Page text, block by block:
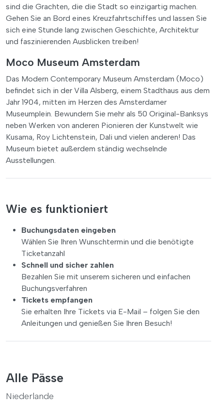
sind die Grachten, die die Stadt so einzigartig machen.
Gehen Sie an Bord eines Kreuzfahrtschiffes und lassen Sie
sich eine Stunde lang zwischen Geschichte, Architektur
und faszinierenden Ausblicken treiben!
Moco Museum Amsterdam
Das Modern Contemporary Museum Amsterdam (Moco)
befindet sich in der Villa Alsberg, einem Stadthaus aus dem
Jahr 1904, mitten im Herzen des Amsterdamer
Museumplein. Bewundern Sie mehr als 50 Original-Banksys
neben Werken von anderen Pionieren der Kunstwelt wie
Kusama, Roy Lichtenstein, Dali und vielen anderen! Das
Museum bietet außerdem ständig wechselnde
Ausstellungen.
Wie es funktioniert
Buchungsdaten eingeben
Wählen Sie Ihren Wunschtermin und die benötigte
Ticketanzahl
Schnell und sicher zahlen
Bezahlen Sie mit unserem sicheren und einfachen
Buchungsverfahren
Tickets empfangen
Sie erhalten Ihre Tickets via E-Mail – folgen Sie den
Anleitungen und genießen Sie Ihren Besuch!
Alle Pässe
Niederlande